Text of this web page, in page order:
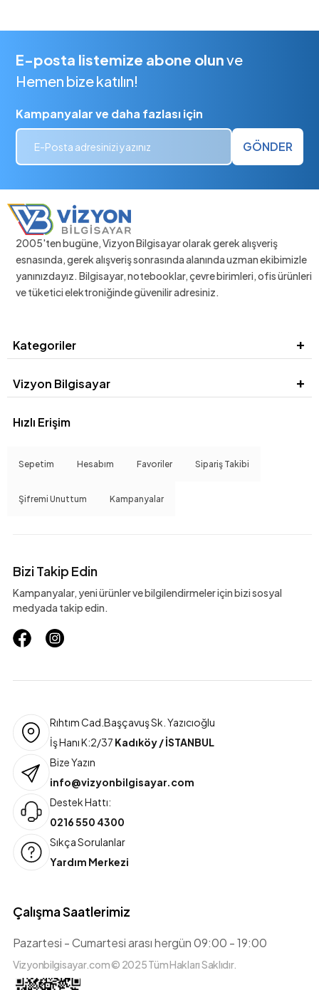
E-posta listemize abone olunve
Hemen bize katılın!
Kampanyalar ve daha fazlası için
GÖNDER
2005'ten bugüne, Vizyon Bilgisayar olarak gerek alışveriş
esnasında, gerek alışveriş sonrasında alanında uzman ekibimizle
yanınızdayız. Bilgisayar, notebooklar, çevre birimleri, ofis ürünleri
ve tüketici elektroniğinde güvenilir adresiniz.
Kategoriler
Vizyon Bilgisayar
Hızlı Erişim
Sepetim Hesabım Favoriler Sipariş Takibi
Şifremi Unuttum Kampanyalar
Bizi Takip Edin
Kampanyalar, yeni ürünler ve bilgilendirmeler için bizi sosyal
medyada takip edin.
Rıhtım Cad.Başçavuş Sk. Yazıcıoğlu
İş Hanı K:2/37 Kadıköy / İSTANBUL
Bize Yazın
info@vizyonbilgisayar.com
Destek Hattı:
0216 550 4300
Sıkça Sorulanlar
Yardım Merkezi
Çalışma Saatlerimiz
Pazartesi - Cumartesi arası hergün 09:00 - 19:00
Vizyonbilgisayar.com © 2025 Tüm Hakları Saklıdır.